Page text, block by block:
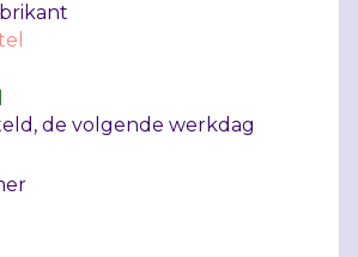
de volgende werkdag